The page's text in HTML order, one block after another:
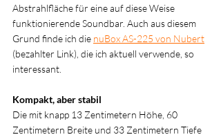
Abstrahlfläche für eine auf diese Weise
funktionierende Soundbar. Auch aus diesem
Grund finde ich die nuBox AS-225 von Nubert
(bezahlter Link), die ich aktuell verwende, so
interessant.
Kompakt, aber stabil
Die mit knapp 13 Zentimetern Höhe, 60
Zentimetern Breite und 33 Zentimetern Tiefe